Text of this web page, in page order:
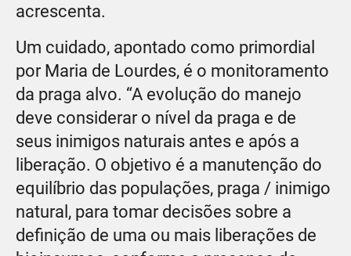
acrescenta.
Um cuidado, apontado como primordial
por Maria de Lourdes, é o monitoramento
da praga alvo. “A evolução do manejo
deve considerar o nível da praga e de
seus inimigos naturais antes e após a
liberação. O objetivo é a manutenção do
equilíbrio das populações, praga / inimigo
natural, para tomar decisões sobre a
definição de uma ou mais liberações de